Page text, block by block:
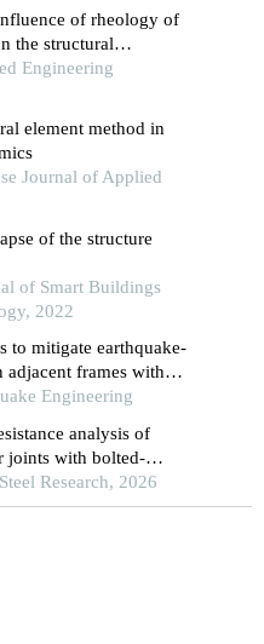
of rheology of
the structural
rockfill dam based on
model
Engineering
element method in
Journal of Applied
of the structure
of Smart Buildings
2022
to mitigate earthquake-
adjacent frames with
soil-structure
Engineering
analysis of
joints with bolted-
Research, 2026